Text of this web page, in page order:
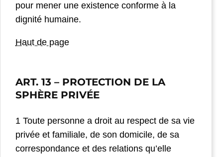
pour mener une existence conforme à la
dignité humaine.
Haut de page
ART. 13 – PROTECTION DE LA
SPHÈRE PRIVÉE
1 Toute personne a droit au respect de sa vie
privée et familiale, de son domicile, de sa
correspondance et des relations qu’elle